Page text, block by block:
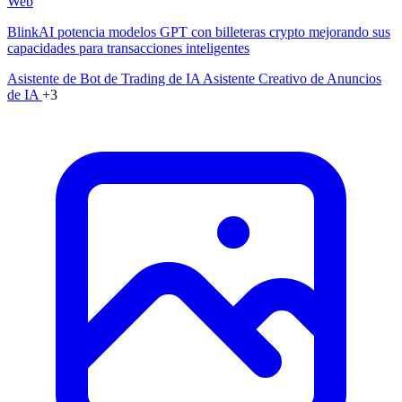
BlinkAI potencia modelos GPT con billeteras crypto mejorando sus
capacidades para transacciones inteligentes
Asistente de Bot de Trading de IA Asistente Creativo de Anuncios
de IA +3